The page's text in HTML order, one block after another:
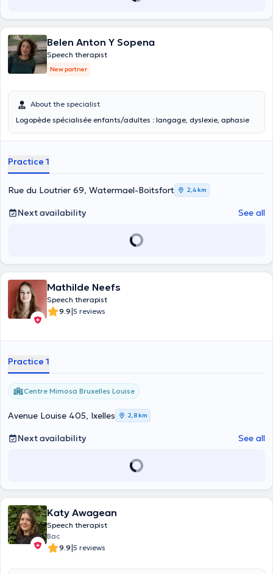
Belen Anton Y Sopena
Speech therapist
New partner
About the specialist
Logopède spécialisée enfants/adultes : langage, dyslexie, aphasie
Practice 1
Rue du Loutrier 69, Watermael-Boitsfort 2,4 km
Next availability See all
Mathilde Neefs
Speech therapist
9.9|5 reviews
Practice 1
Centre Mimosa Bruxelles Louise
Avenue Louise 405, Ixelles 2,8 km
Next availability See all
Katy Awagean
Speech therapist
Bac
9.9|5 reviews